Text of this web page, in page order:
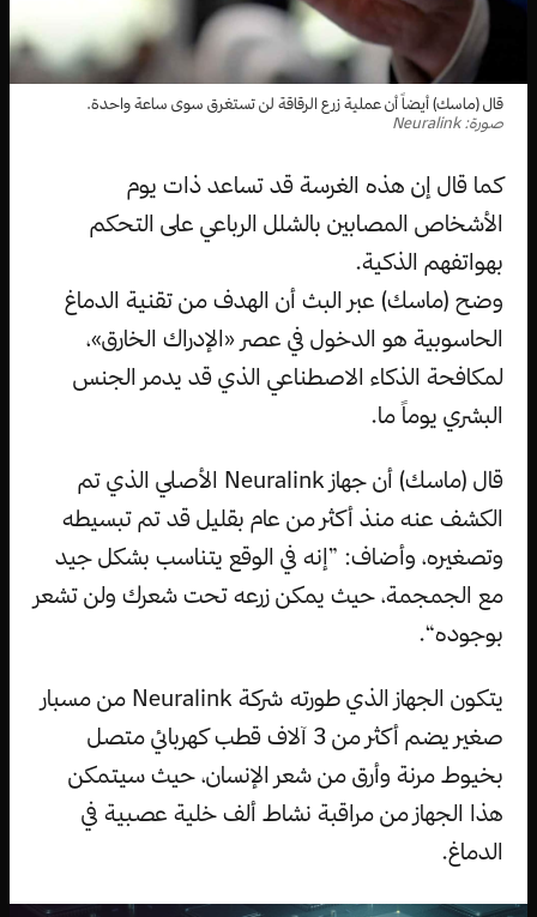
قال (ماسك) أيضاً أن عملية زرع الرقاقة لن تستغرق سوى ساعة واحدة.
صورة: Neuralink
كما قال إن هذه الغرسة قد تساعد ذات يوم
الأشخاص المصابين بالشلل الرباعي على التحكم
بهواتفهم الذكية.
وضح (ماسك) عبر البث أن الهدف من تقنية الدماغ
الحاسوبية هو الدخول في عصر «الإدراك الخارق»،
لمكافحة الذكاء الاصطناعي الذي قد يدمر الجنس
البشري يوماً ما.
قال (ماسك) أن جهاز Neuralink الأصلي الذي تم
الكشف عنه منذ أكثر من عام بقليل قد تم تبسيطه
وتصغيره، وأضاف: ”إنه في الوقع يتناسب بشكل جيد
مع الجمجمة، حيث يمكن زرعه تحت شعرك ولن تشعر
بوجوده“.
يتكون الجهاز الذي طورته شركة Neuralink من مسبار
صغير يضم أكثر من 3 آلاف قطب كهربائي متصل
بخيوط مرنة وأرق من شعر الإنسان، حيث سيتمكن
هذا الجهاز من مراقبة نشاط ألف خلية عصبية في
الدماغ.